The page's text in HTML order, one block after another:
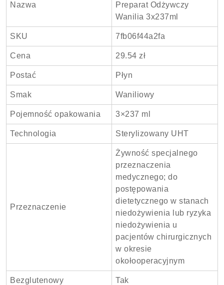
Nazwa
Preparat Odżywczy
Wanilia 3x237ml
SKU 7fb06f44a2fa
Cena 29.54 zł
Postać Płyn
Smak Waniliowy
Pojemność opakowania 3×237 ml
Technologia Sterylizowany UHT
Przeznaczenie
Żywność specjalnego
przeznaczenia
medycznego; do
postępowania
dietetycznego w stanach
niedożywienia lub ryzyka
niedożywienia u
pacjentów chirurgicznych
w okresie
okołooperacyjnym
Bezglutenowy Tak